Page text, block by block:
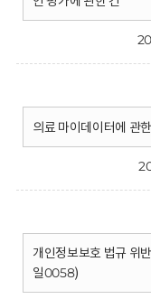
의료 마이데이터에 관
개인정보보호 법규 위
일0058)